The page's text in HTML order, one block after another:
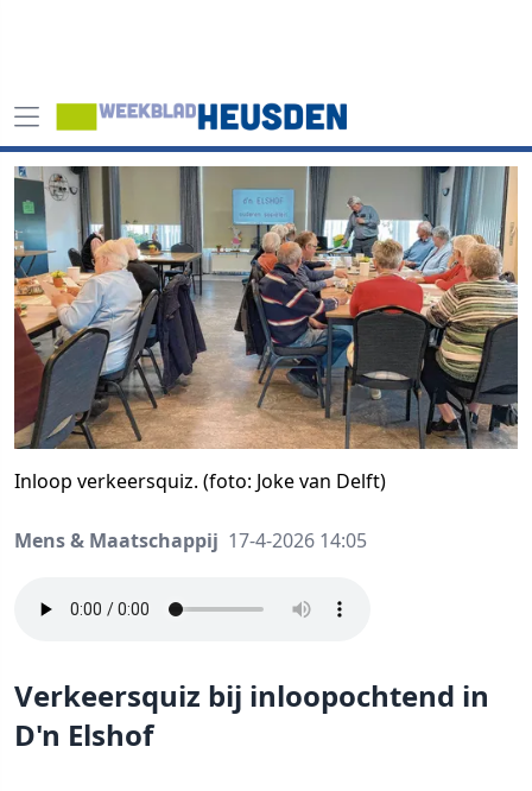
Inloop verkeersquiz. (foto: Joke van Delft)
Mens & Maatschappij 17-4-2026 14:05
Verkeersquiz bij inloopochtend in
D'n Elshof